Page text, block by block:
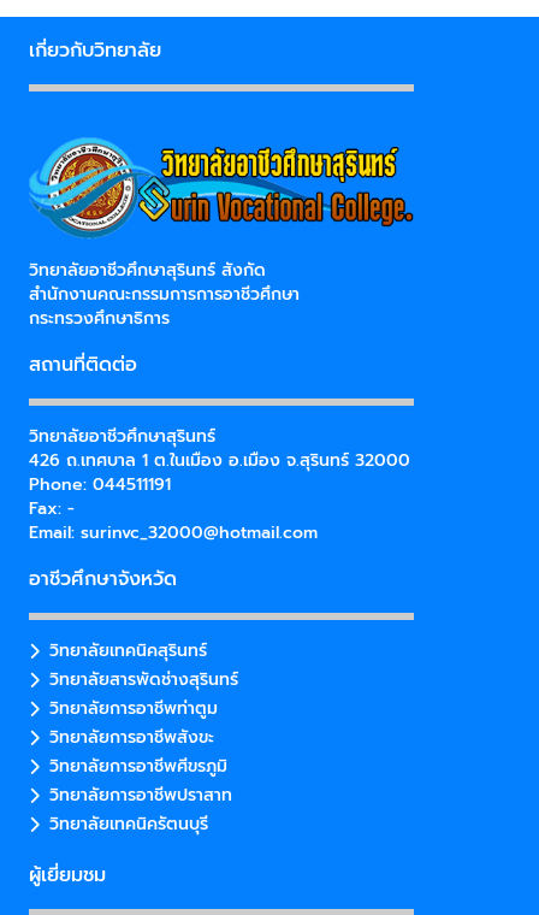
เกี่ยวกับวิทยาลัย
วิทยาลัยอาชีวศึกษาสุรินทร์ สังกัด
สำนักงานคณะกรรมการการอาชีวศึกษา
กระทรวงศึกษาธิการ
สถานที่ติดต่อ
วิทยาลัยอาชีวศึกษาสุรินทร์
426 ถ.เทศบาล 1 ต.ในเมือง อ.เมือง จ.สุรินทร์ 32000
Phone: 044511191
Fax: -
Email: surinvc_32000@hotmail.com
อาชีวศึกษาจังหวัด
วิทยาลัยเทคนิคสุรินทร์
วิทยาลัยสารพัดช่างสุรินทร์
วิทยาลัยการอาชีพท่าตูม
วิทยาลัยการอาชีพสังขะ
วิทยาลัยการอาชีพศีขรภูมิ
วิทยาลัยการอาชีพปราสาท
วิทยาลัยเทคนิครัตนบุรี
ผู้เยี่ยมชม